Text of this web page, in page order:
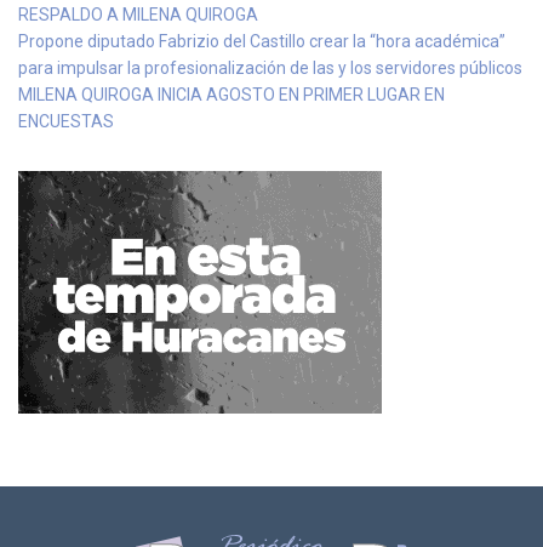
RESPALDO A MILENA QUIROGA
Propone diputado Fabrizio del Castillo crear la “hora académica”
para impulsar la profesionalización de las y los servidores públicos
MILENA QUIROGA INICIA AGOSTO EN PRIMER LUGAR EN
ENCUESTAS